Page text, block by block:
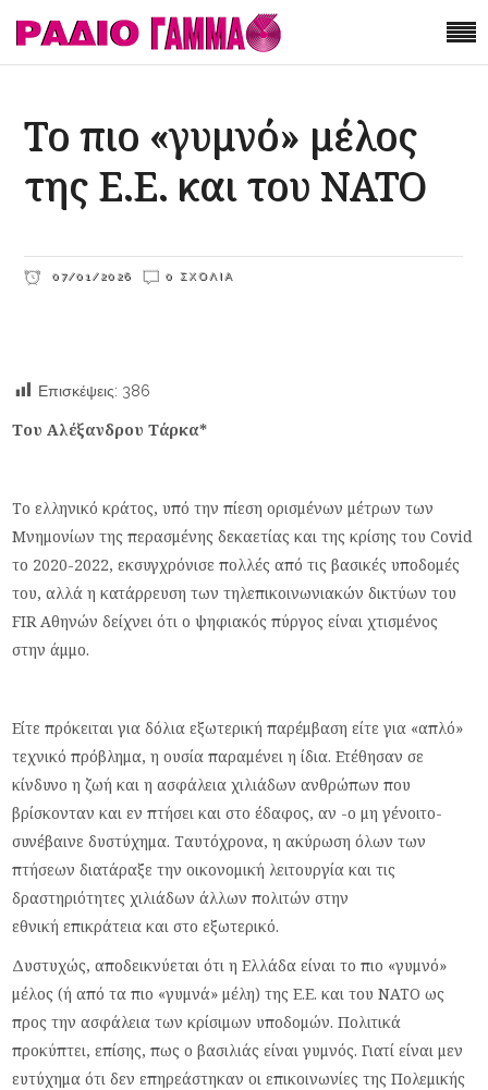
Το πιο «γυμνό» μέλος
της Ε.Ε. και του ΝΑΤΟ
07/01/2026 0 ΣΧΌΛΙΑ
Επισκέψεις: 386
Του Αλέξανδρου Τάρκα*
Το ελληνικό κράτος, υπό την πίεση ορισμένων μέτρων των
Μνημονίων της περασμένης δεκαετίας και της κρίσης του Covid
το 2020-2022, εκσυγχρόνισε πολλές από τις βασικές υποδομές
του, αλλά η κατάρρευση των τηλεπικοινωνιακών δικτύων του
FIR Αθηνών δείχνει ότι ο ψηφιακός πύργος είναι χτισμένος
στην άμμο.
Είτε πρόκειται για δόλια εξωτερική παρέμβαση είτε για «απλό»
τεχνικό πρόβλημα, η ουσία παραμένει η ίδια. Ετέθησαν σε
κίνδυνο η ζωή και η ασφάλεια χιλιάδων ανθρώπων που
βρίσκονταν και εν πτήσει και στο έδαφος, αν -ο μη γένοιτο-
συνέβαινε δυστύχημα. Ταυτόχρονα, η ακύρωση όλων των
πτήσεων διατάραξε την οικονομική λειτουργία και τις
δραστηριότητες χιλιάδων άλλων πολιτών στην
εθνική επικράτεια και στο εξωτερικό.
Δυστυχώς, αποδεικνύεται ότι η Ελλάδα είναι το πιο «γυμνό»
μέλος (ή από τα πιο «γυμνά» μέλη) της Ε.Ε. και του ΝΑΤΟ ως
προς την ασφάλεια των κρίσιμων υποδομών. Πολιτικά
προκύπτει, επίσης, πως ο βασιλιάς είναι γυμνός. Γιατί είναι μεν
ευτύχημα ότι δεν επηρεάστηκαν οι επικοινωνίες της Πολεμικής